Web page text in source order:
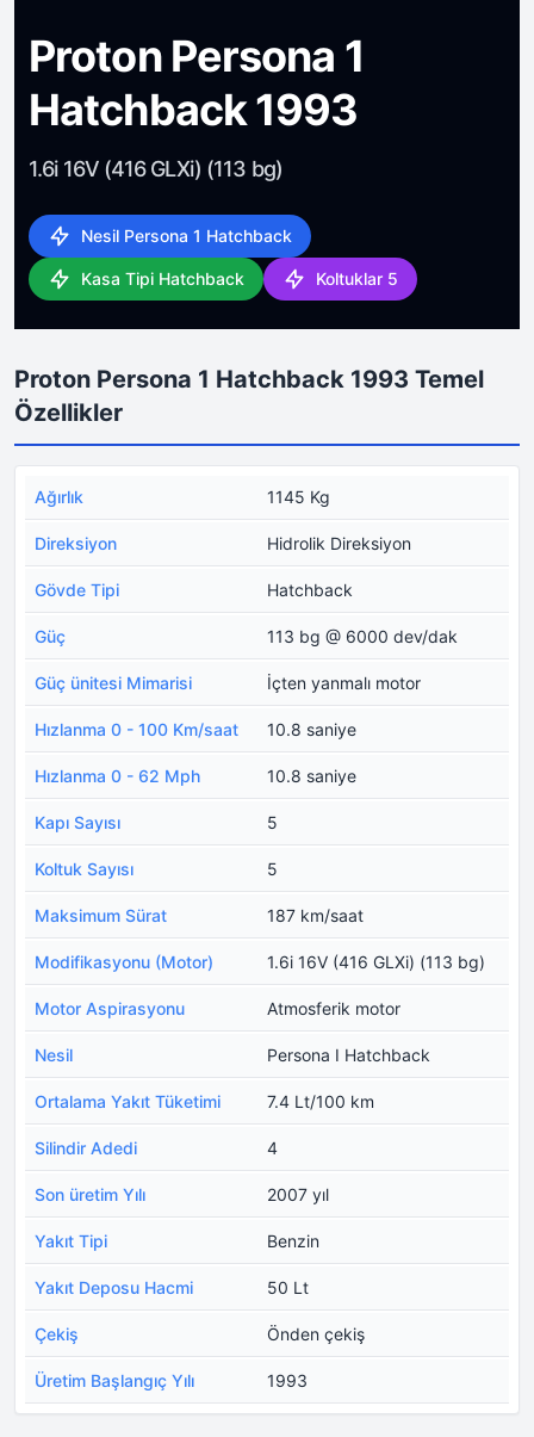
Proton Persona 1
Hatchback 1993
1.6i 16V (416 GLXi) (113 bg)
Nesil Persona 1 Hatchback
Kasa Tipi Hatchback Koltuklar 5
Proton Persona 1 Hatchback 1993 Temel
Özellikler
Ağırlık 1145 Kg
Direksiyon Hidrolik Direksiyon
Gövde Tipi Hatchback
Güç 113 bg @ 6000 dev/dak
Güç ünitesi Mimarisi İçten yanmalı motor
Hızlanma 0 - 100 Km/saat 10.8 saniye
Hızlanma 0 - 62 Mph 10.8 saniye
Kapı Sayısı 5
Koltuk Sayısı 5
Maksimum Sürat 187 km/saat
Modifikasyonu (Motor) 1.6i 16V (416 GLXi) (113 bg)
Motor Aspirasyonu Atmosferik motor
Nesil Persona I Hatchback
Ortalama Yakıt Tüketimi 7.4 Lt/100 km
Silindir Adedi 4
Son üretim Yılı 2007 yıl
Yakıt Tipi Benzin
Yakıt Deposu Hacmi 50 Lt
Çekiş Önden çekiş
Üretim Başlangıç Yılı 1993